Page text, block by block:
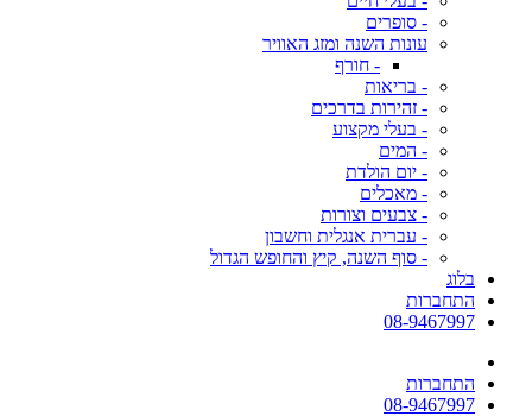
- סופרים
עונות השנה ומזג האוויר
- חורף
- בריאות
- זהירות בדרכים
- בעלי מקצוע
- המים
- יום הולדת
- מאכלים
- צבעים וצורות
- עברית אנגלית וחשבון
- סוף השנה, קיץ והחופש הגדול
בלוג
התחברות
08-9467997
התחברות
08-9467997